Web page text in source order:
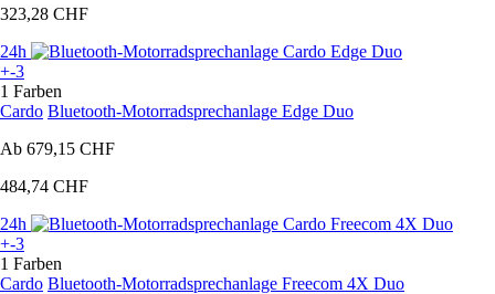
323,28 CHF
24h
+-3
1 Farben
Cardo Bluetooth-Motorradsprechanlage Edge Duo
Ab 679,15 CHF
484,74 CHF
24h
+-3
1 Farben
Cardo Bluetooth-Motorradsprechanlage Freecom 4X Duo